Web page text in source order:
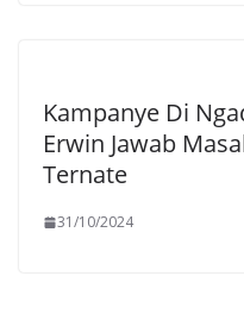
Kampanye Di
Erwin Jawab
Ternate
31/10/2024